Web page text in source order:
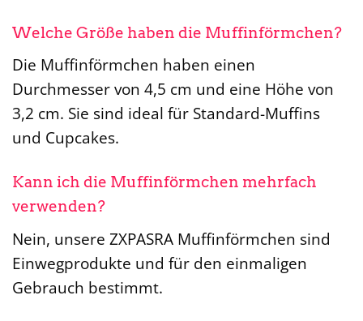
Welche Größe haben die Muffinförmchen?
Die Muffinförmchen haben einen
Durchmesser von 4,5 cm und eine Höhe von
3,2 cm. Sie sind ideal für Standard-Muffins
und Cupcakes.
Kann ich die Muffinförmchen mehrfach
verwenden?
Nein, unsere ZXPASRA Muffinförmchen sind
Einwegprodukte und für den einmaligen
Gebrauch bestimmt.